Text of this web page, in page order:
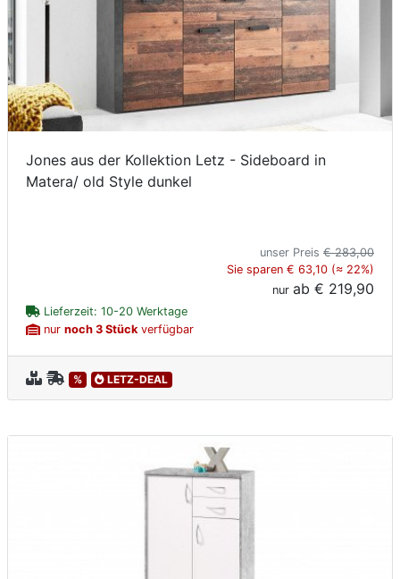
Jones aus der Kollektion Letz - Sideboard in
Matera/ old Style dunkel
unser Preis € 283,00
Sie sparen € 63,10 (≈ 22%)
nur ab € 219,90
Lieferzeit: 10-20 Werktage
nur noch 3 Stückverfügbar
% LETZ-DEAL